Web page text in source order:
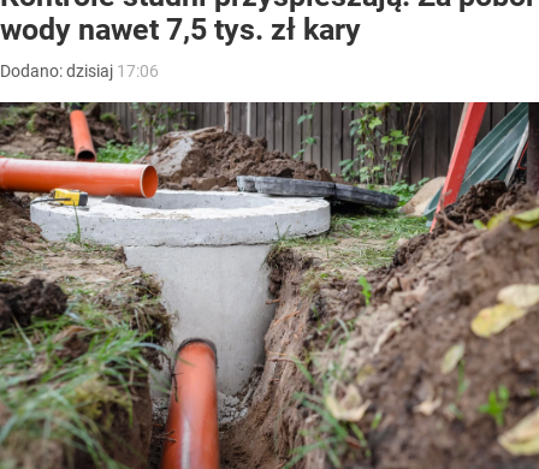
wody nawet 7,5 tys. zł kary
Dodano:dzisiaj 17:06